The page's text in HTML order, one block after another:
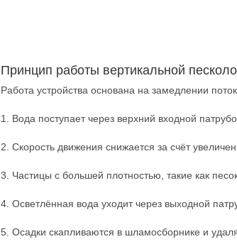
Принцип работы вертикальной
Работа устройства основана на замедлении
1. Вода поступает через верхний входной
2. Скорость движения снижается за счёт
3. Частицы с большей плотностью, такие как
4. Осветлённая вода уходит через выходной
5. Осадки скапливаются в шламосборнике и